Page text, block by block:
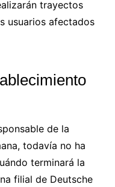
trayectos
usuarios afectados
de la
todavía no ha
terminará la
filial de Deutsche